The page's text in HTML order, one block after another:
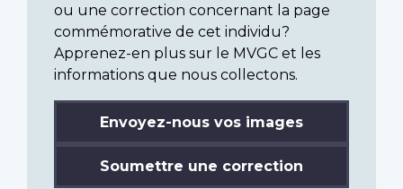
ou une correction concernant la page
commémorative de cet individu?
Apprenez-en plus sur le MVGC et les
informations que nous collectons.
Envoyez-nous vos images
Soumettre une correction